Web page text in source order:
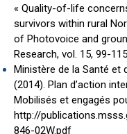
« Quality-of-life
survivors within rural
of Photovoice and
Research, vol. 15, 99-
Ministère de la Santé et
(2014). Plan d’action
Mobilisés et engagés
http://
846-02W.pdf